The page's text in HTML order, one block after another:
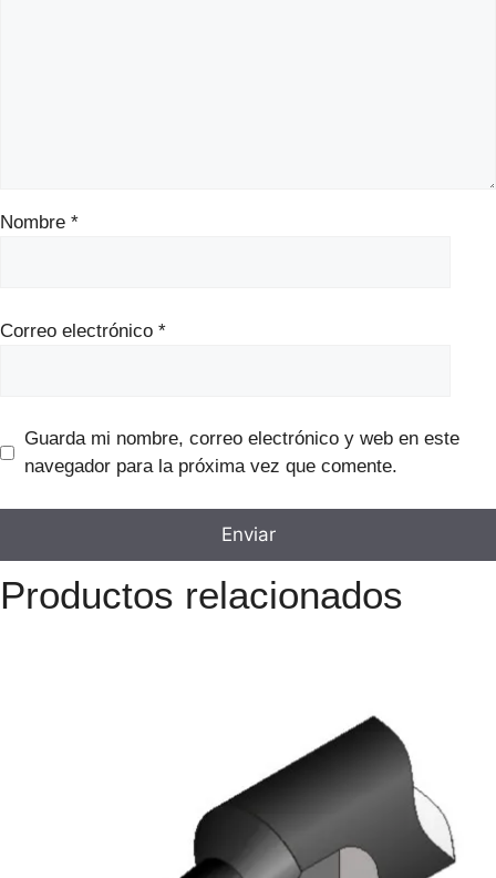
Nombre *
Correo electrónico *
Guarda mi nombre, correo electrónico y web en este
navegador para la próxima vez que comente.
Productos relacionados